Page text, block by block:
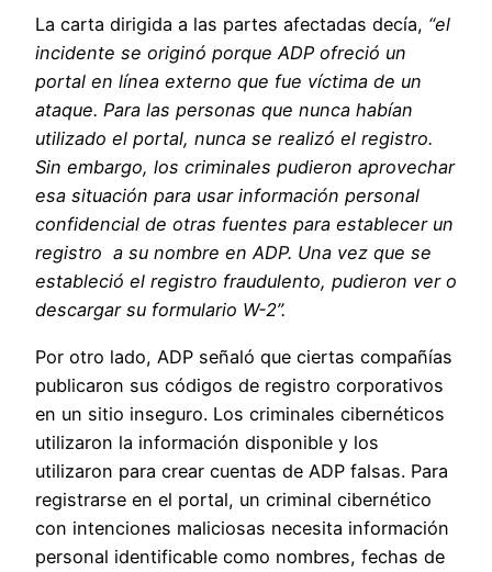
La carta dirigida a las partes afectadas decía, “el
incidente se originó porque ADP ofreció un
portal en línea externo que fue víctima de un
ataque. Para las personas que nunca habían
utilizado el portal, nunca se realizó el registro.
Sin embargo, los criminales pudieron aprovechar
esa situación para usar información personal
confidencial de otras fuentes para establecer un
registro a su nombre en ADP. Una vez que se
estableció el registro fraudulento, pudieron ver o
descargar su formulario W-2”.
Por otro lado, ADP señaló que ciertas compañías
publicaron sus códigos de registro corporativos
en un sitio inseguro. Los criminales cibernéticos
utilizaron la información disponible y los
utilizaron para crear cuentas de ADP falsas. Para
registrarse en el portal, un criminal cibernético
con intenciones maliciosas necesita información
personal identificable como nombres, fechas de